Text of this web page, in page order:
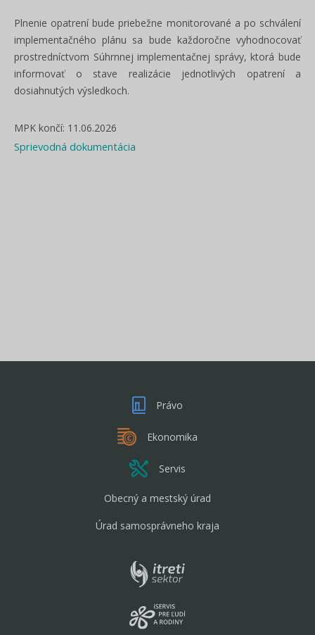
Plnenie opatrení bude priebežne monitorované a po schválení
implementačného plánu sa bude každoročne vyhodnocovať
prostredníctvom Súhrnnej implementačnej správy, ktorá bude
informovať o stave realizácie jednotlivých opatrení a
dosiahnutých výsledkoch.
MPK končí: 11.06.2026
Sprievodná dokumentácia
Právo
Ekonomika
Servis
Obecný a mestský úrad
Úrad samosprávneho kraja